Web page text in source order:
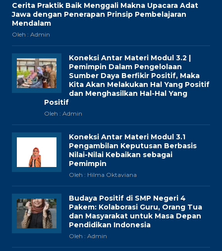
Cerita Praktik Baik Menggali Makna Upacara Adat
Jawa dengan Penerapan Prinsip Pembelajaran
Mendalam
Oleh : Admin
Koneksi Antar Materi Modul 3.2 |
Pemimpin Dalam Pengelolaan
Sumber Daya Berfikir Positif, Maka
Kita Akan Melakukan Hal Yang Positif
dan Menghasilkan Hal-Hal Yang
Positif
Oleh : Admin
Koneksi Antar Materi Modul 3.1
Pengambilan Keputusan Berbasis
Nilai-Nilai Kebaikan sebagai
Pemimpin
Oleh : Hilma Oktaviana
Budaya Positif di SMP Negeri 4
Pakem: Kolaborasi Guru, Orang Tua
dan Masyarakat untuk Masa Depan
Pendidikan Indonesia
Oleh : Admin